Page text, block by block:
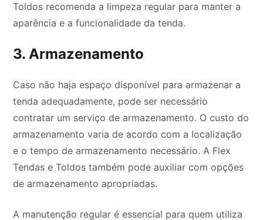
Toldos recomenda a limpeza regular para manter a
aparência e a funcionalidade da tenda.
3. Armazenamento
Caso não haja espaço disponível para armazenar a
tenda adequadamente, pode ser necessário
contratar um serviço de armazenamento. O custo do
armazenamento varia de acordo com a localização
e o tempo de armazenamento necessário. A Flex
Tendas e Toldos também pode auxiliar com opções
de armazenamento apropriadas.
A manutenção regular é essencial para quem utiliza